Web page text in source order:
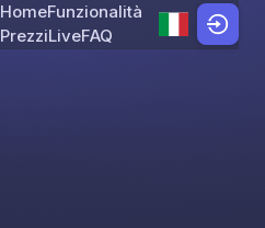
Skip to content
HomeFunzionalità
PrezziLiveFAQ